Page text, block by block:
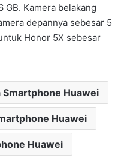
GB. Kamera belakang
depannya sebesar 5
Honor 5X sebesar
Smartphone Huawei
Huawei
Huawei